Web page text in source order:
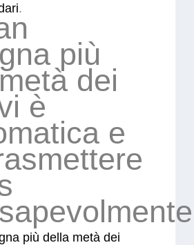
.
più
dei
è
e
più della metà dei